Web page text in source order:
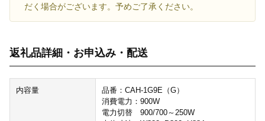
だく場合がございます。予めご了承ください。
返礼品詳細・お申込み・配送
内容量
品番：CAH-1G9E（G）
消費電力：900W
電力切替 900/700～250W